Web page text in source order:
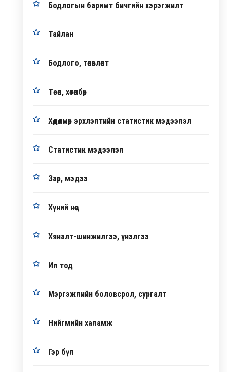
Бодлогын баримт бичгийн хэрэгжилт
Тайлан
Бодлого, төлөвлөлт
Төсөл, хөтөлбөр
Хөдөлмөр эрхлэлтийн статистик мэдээлэл
Статистик мэдээлэл
Зар, мэдээ
Хүний нөөц
Хяналт-шинжилгээ, үнэлгээ
Ил тод
Мэргэжлийн боловсрол, сургалт
Нийгмийн халамж
Гэр бүл